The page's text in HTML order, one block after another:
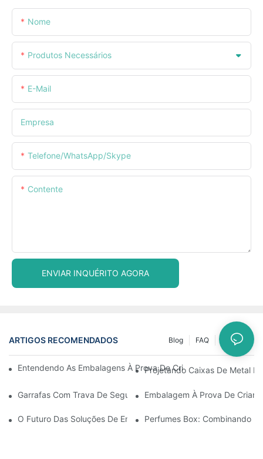
Nome
Produtos Necessários
E-Mail
Empresa
Telefone/WhatsApp/Skype
Contente
ENVIAR INQUÉRITO AGORA
ARTIGOS RECOMENDADOS Notícias
FAQ
Blog
Entendendo As Embalagens À Prova De Crianças: Garantindo
Projetando Caixas De Metal
Garrafas Com Trava De Segurança Para Crianças: O Que
Embalagem À Prova De
O Futuro Das Soluções De Embalagens À Prova De Crianças
Perfumes Box: Combinando